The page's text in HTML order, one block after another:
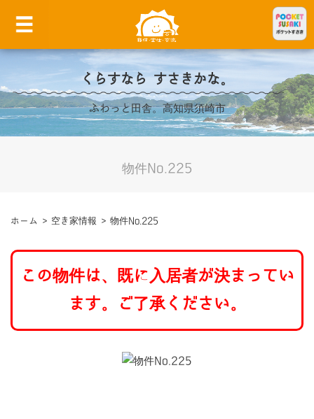
くらすなら すさきかな。
ふわっと田舎。高知県須崎市
物件No.225
ホーム > 空き家情報 > 物件No.225
この物件は、既に入居者が決まってい
ます。ご了承ください。